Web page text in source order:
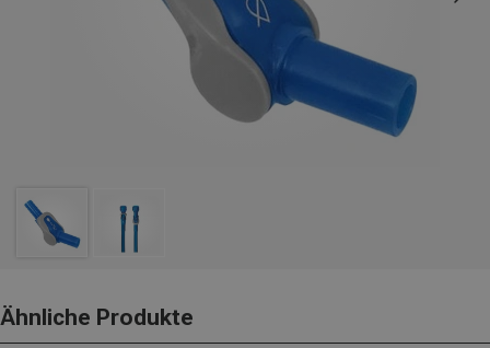
Ähnliche Produkte